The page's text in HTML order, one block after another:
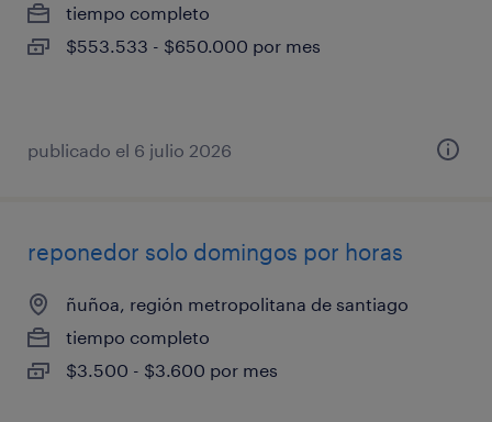
tiempo completo
$553.533 - $650.000 por mes
publicado el 6 julio 2026
reponedor solo domingos por horas
ñuñoa, región metropolitana de santiago
tiempo completo
$3.500 - $3.600 por mes